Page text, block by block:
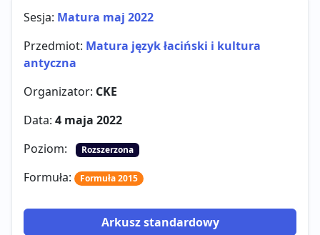
Sesja: Matura maj 2022
Przedmiot: Matura język łaciński i kultura
antyczna
Organizator: CKE
Data: 4 maja 2022
Poziom:
Rozszerzona
Formuła: Formuła 2015
Arkusz standardowy